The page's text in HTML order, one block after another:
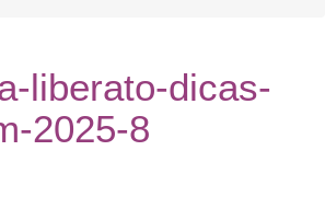
liberato-dicas-
2025-8